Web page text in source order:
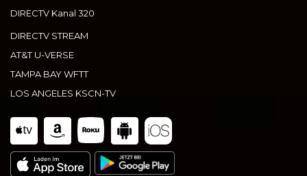
DIRECTV Kanal 320
DIRECTV STREAM
AT&T U-VERSE
TAMPA BAY WFTT
LOS ANGELES KSCN-TV